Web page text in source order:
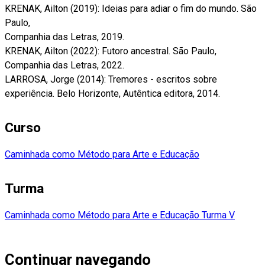
KRENAK, Ailton (2019): Ideias para adiar o fim do mundo. São
Paulo,
Companhia das Letras, 2019.
KRENAK, Ailton (2022): Futoro ancestral. São Paulo,
Companhia das Letras, 2022.
LARROSA, Jorge (2014): Tremores - escritos sobre
experiência. Belo Horizonte, Autêntica editora, 2014.
Curso
Caminhada como Método para Arte e Educação
Turma
Caminhada como Método para Arte e Educação Turma V
Continuar navegando